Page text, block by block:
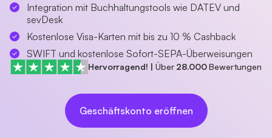
Integration mit Buchhaltungstools wie DATEV und
sevDesk
Kostenlose Visa-Karten mit bis zu 10 % Cashback
SWIFT und kostenlose Sofort-SEPA-Überweisungen
Hervorragend! | Über 28.000Bewertungen
Geschäftskonto eröffnen